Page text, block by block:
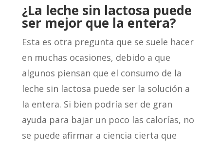
¿La leche sin lactosa puede
ser mejor que la entera?
Esta es otra pregunta que se suele hacer
en muchas ocasiones, debido a que
algunos piensan que el consumo de la
leche sin lactosa puede ser la solución a
la entera. Si bien podría ser de gran
ayuda para bajar un poco las calorías, no
se puede afirmar a ciencia cierta que